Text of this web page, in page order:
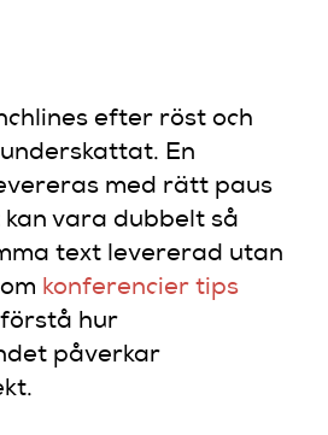
efter röst och
En
med rätt paus
kan vara dubbelt så
text levererad utan
konferencier tips
hur
påverkar